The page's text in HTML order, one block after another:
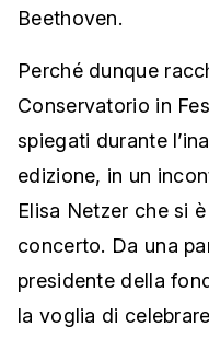
Beethoven.
Perché dunque
Conservatorio in
spiegati durante
edizione, in un
Elisa Netzer che si
concerto. Da una
presidente della
la voglia di